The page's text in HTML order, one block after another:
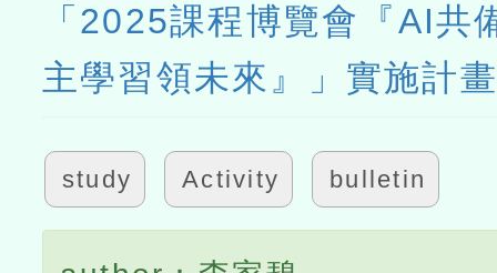
「2025課程博覽會『AI共
主學習領未來』」實施計畫
study Activity bulletin